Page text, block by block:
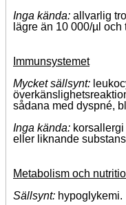
Inga kända: allvarlig
lägre än 10 000/µl
Immunsystemet
Mycket sällsynt:
sådana med dyspné,
Inga kända:
eller liknande
Metabolism och
Sällsynt: hypoglykemi.